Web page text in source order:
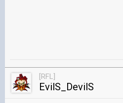
[RFL]
EvilS_DevilS